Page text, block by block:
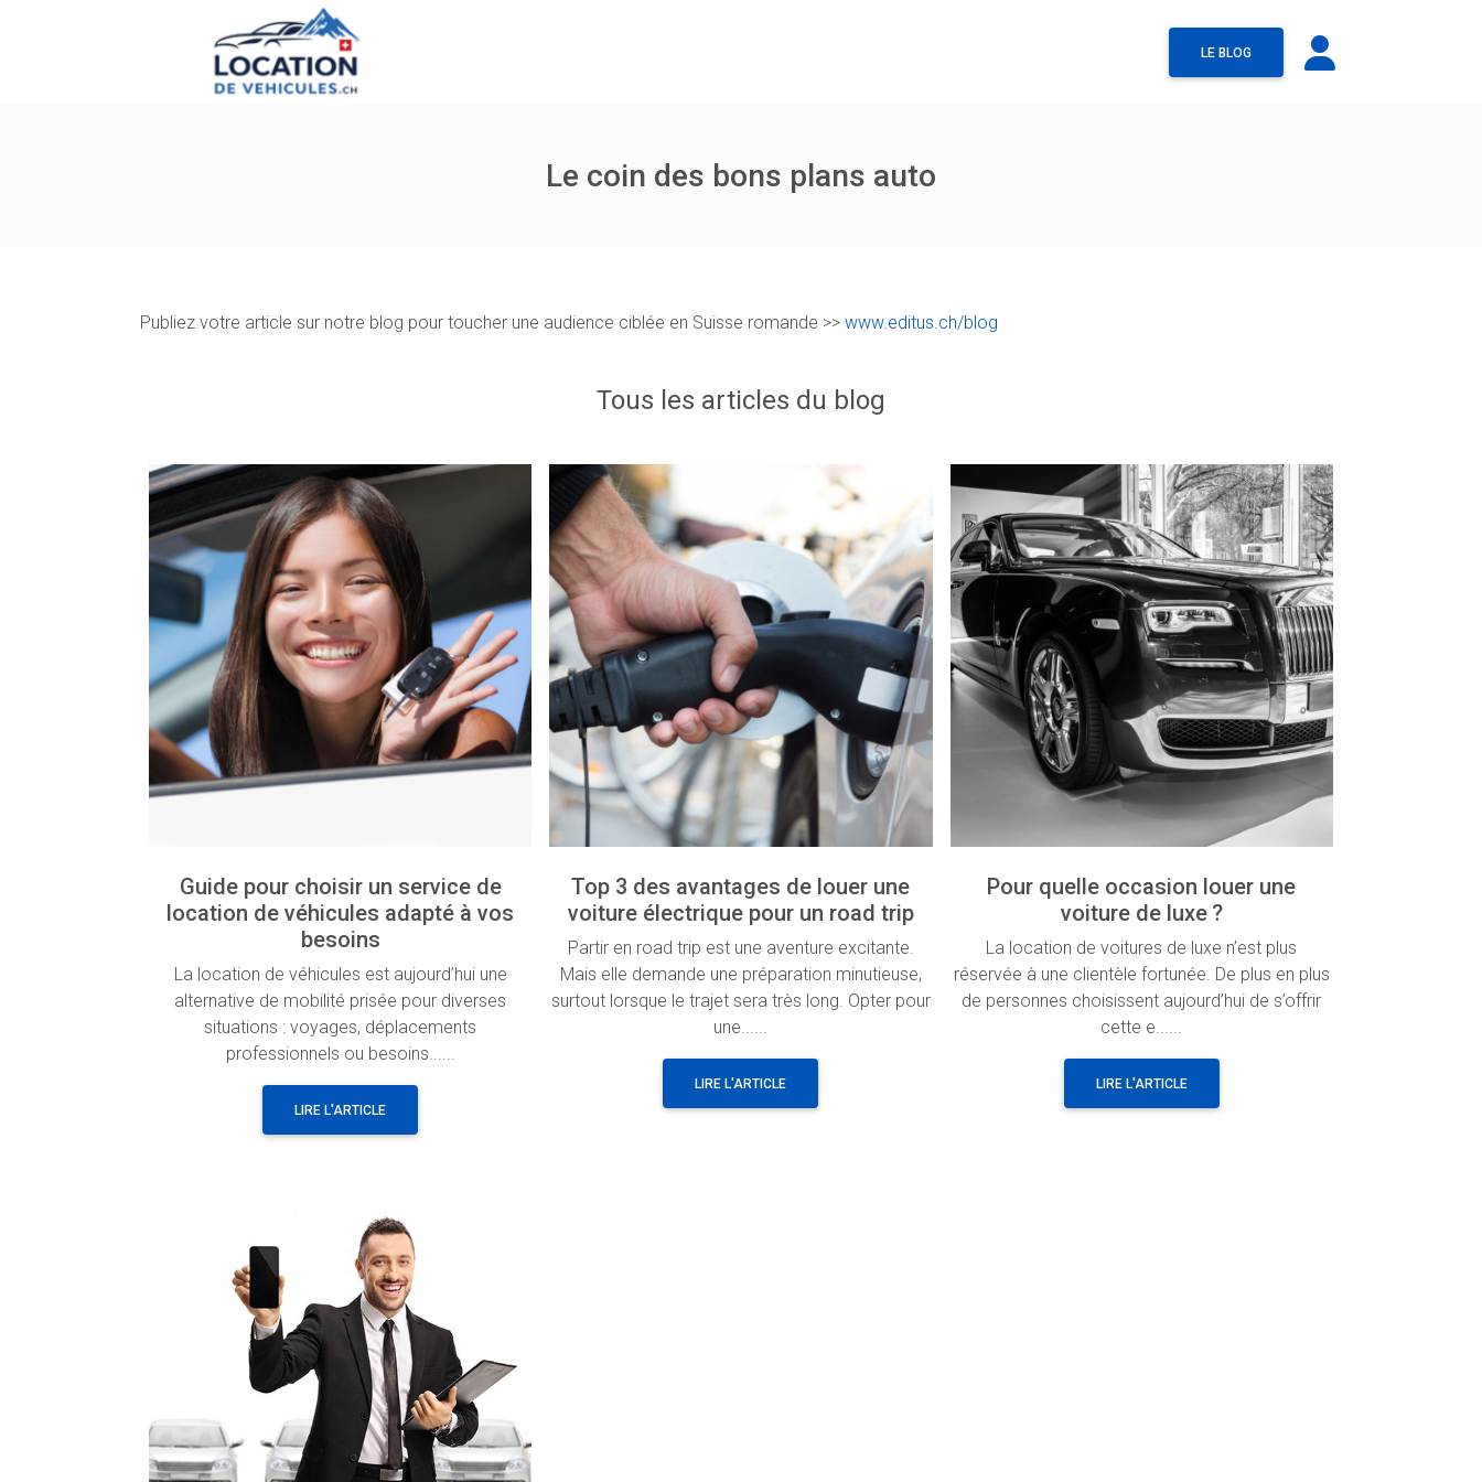
LE BLOG
Le coin des bons plans auto
Publiez votre article sur notre blog pour toucher une audience ciblée en Suisse romande >> www.editus.ch/blog
Tous les articles du blog
Guide pour choisir un service de
location de véhicules adapté à vos
besoins
La location de véhicules est aujourd’hui une
alternative de mobilité prisée pour diverses
situations : voyages, déplacements
professionnels ou besoins......
LIRE L'ARTICLE
Top 3 des avantages de louer une
voiture électrique pour un road trip
Partir en road trip est une aventure excitante.
Mais elle demande une préparation minutieuse,
surtout lorsque le trajet sera très long. Opter pour
une......
LIRE L'ARTICLE
Pour quelle occasion louer une
voiture de luxe ?
La location de voitures de luxe n’est plus
réservée à une clientèle fortunée. De plus en plus
de personnes choisissent aujourd’hui de s’offrir
cette e......
LIRE L'ARTICLE